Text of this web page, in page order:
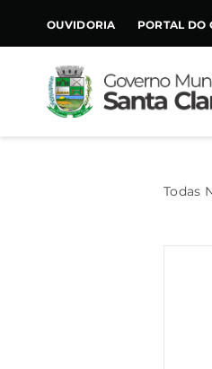
CONTEÚDO
OUVIDORIA PORTAL DO
Todas